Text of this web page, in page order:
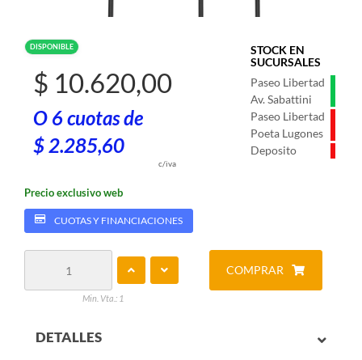
DISPONIBLE
STOCK EN
SUCURSALES
Paseo Libertad
Av. Sabattini
Paseo Libertad
Poeta Lugones
Deposito
$ 10.620,00
O 6 cuotas de
$ 2.285,60
c/iva
Precio exclusivo web
CUOTAS Y FINANCIACIONES
Min. Vta.: 1
COMPRAR
DETALLES